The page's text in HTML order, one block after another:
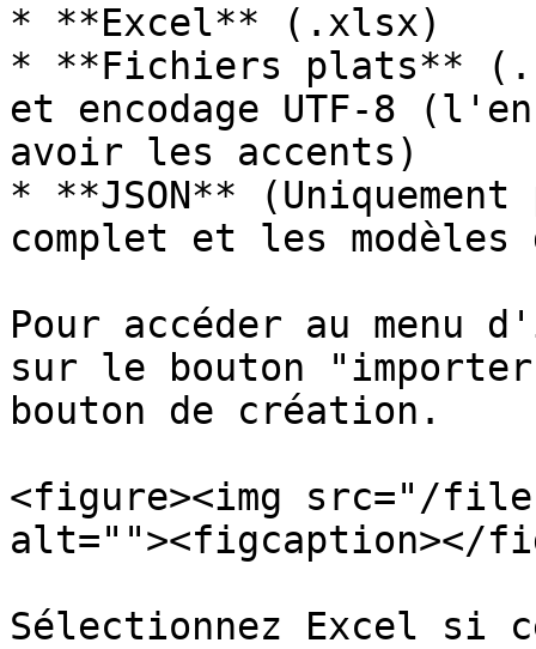
* **Excel** (.xlsx)
* **Fichiers plats**
et encodage UTF-8
avoir les accents)
* **JSON**
complet et les
Pour accéder au menu
sur le bouton
bouton de création.
<figure><img src="/files/
alt=""><figcaption></
Sélectionnez Excel si